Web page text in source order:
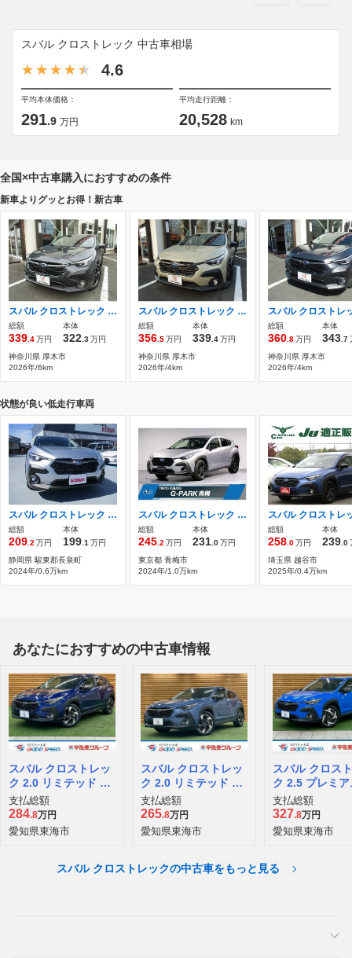
スバル クロストレック 中古車相場
4.6
平均本体価格：
291.9 万円
平均走行距離：
20,528 km
全国×中古車購入におすすめの条件
新車よりグッとお得！新古車
スバル クロストレック 2.0 リミテッド 新車2026MY 11.6型ナビTV機能 コードUGC
総額
339 .4万円
本体
322 .3万円
神奈川県 厚木市
2026年/6km
スバル クロストレック 2.0 リミテッド ブラック 4WD 新車 2026特別仕様車 11.6型ナビTV機能
総額
356 .5万円
本体
339 .4万円
神奈川県 厚木市
2026年/4km
総額
360 .8万円
本体
343 .7
神奈川県 厚木市
2026年/4km
状態が良い低走行車両
スバル クロストレック 2.0 リミテッド マルチビューモニター
総額
209.2万円
本体
199.1万円
静岡県 駿東郡長泉町
2024年/0.6万km
スバル クロストレック 2.0 ツーリング 純正ドライブレコーダー(前後)
総額
245.2万円
本体
231.0万円
東京都 青梅市
2024年/1.0万km
総額
258.0万円
本体
239.0
埼玉県 越谷市
2025年/0.4万km
あなたにおすすめの中古車情報
スバル クロストレッ
ク 2.0 リミテッド 4
WD
支払総額
284.8万円
愛知県東海市
スバル クロストレッ
ク 2.0 リミテッド 4
WD
支払総額
265.8万円
愛知県東海市
スバル クロス
ク 2.5 プレミ
HEV EX 4WD
支払総額
327.8万円
愛知県東海市
スバル クロストレックの中古車をもっと見る